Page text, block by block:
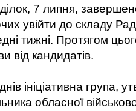
7 липня,
увійти до складу
тижні. Протягом
від кандидатів.
ініціативна група,
обласної